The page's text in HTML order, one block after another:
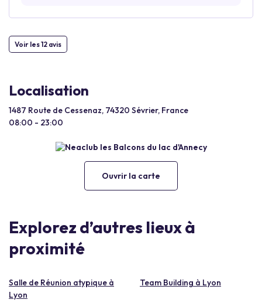
Voir les 12 avis
Localisation
1487 Route de Cessenaz, 74320 Sévrier, France
08:00 - 23:00
Ouvrir la carte
Explorez d’autres lieux à
proximité
Salle de Réunion atypique à
Lyon
Team Building à Lyon